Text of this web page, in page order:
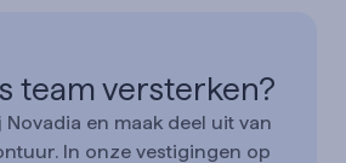
team versterken?
Novadia en maak deel uit van
In onze vestigingen op